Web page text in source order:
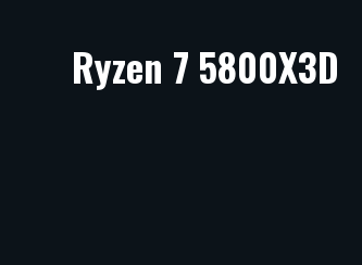
Ryzen 7 5800X3D